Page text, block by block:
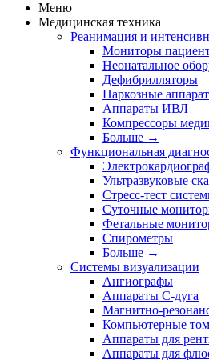
Меню
Медицинская техника
Реанимация и
Мониторы
Неонатальное
Дефибрилляторы
Наркозные
Аппараты ИВЛ
Компрессоры
Больше →
Функциональная
Ультразвуковые
Стресс-тест
Суточные
Фетальные
Спирометры
Больше →
Системы визуализации
Ангиографы
Аппараты C-дуга
Магнитно-
Компьютерные
Аппараты для
Аппараты для